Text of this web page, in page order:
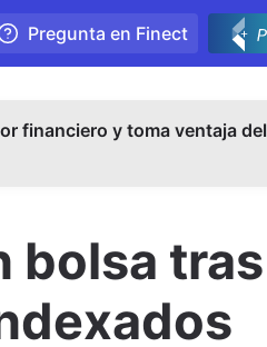
Pregunta en Finect
financiero y toma ventaja del
bolsa tras